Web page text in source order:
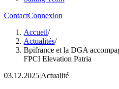
ContactConnexion
Accueil/
Actualités/
Bpifrance et la DGA
FPCI Elevation Patria
03.12.2025|Actualité